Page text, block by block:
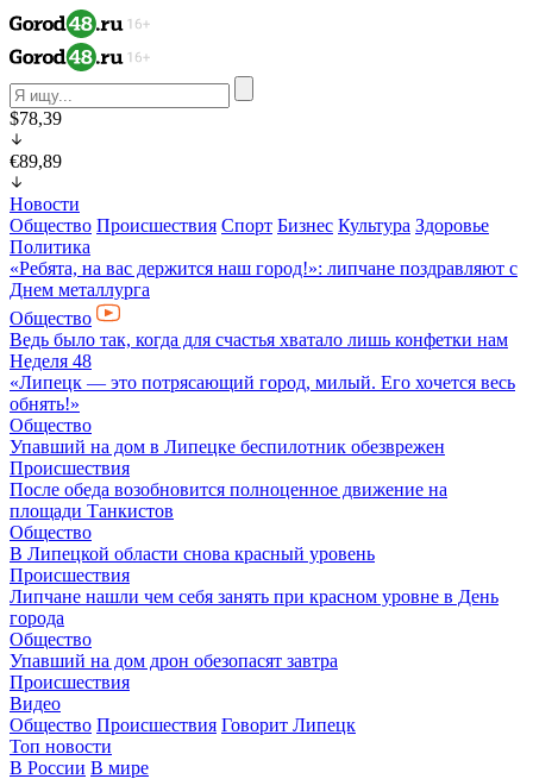
$78,39
€89,89
Новости
Общество Происшествия Спорт Бизнес Культура Здоровье
Политика
«Ребята, на вас держится наш город!»: липчане поздравляют с
Днем металлурга
Общество
Ведь было так, когда для счастья хватало лишь конфетки нам
Неделя 48
«Липецк — это потрясающий город, милый. Его хочется весь
обнять!»
Общество
Упавший на дом в Липецке беспилотник обезврежен
Происшествия
После обеда возобновится полноценное движение на
площади Танкистов
Общество
В Липецкой области снова красный уровень
Происшествия
Липчане нашли чем себя занять при красном уровне в День
города
Общество
Упавший на дом дрон обезопасят завтра
Происшествия
Видео
Общество Происшествия Говорит Липецк
Топ новости
В России В мире